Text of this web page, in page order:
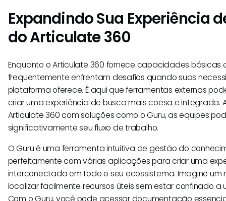
Expandindo Sua Experiência
do Articulate 360
Enquanto o Articulate 360 fornece capacidades básicas
frequentemente enfrentam desafios quando suas
plataforma oferece. É aqui que ferramentas externas
criar uma experiência de busca mais coesa e integrada.
Articulate 360 com soluções como o Guru, as equipes
significativamente seu fluxo de trabalho.
O Guru é uma ferramenta intuitiva de gestão do
perfeitamente com várias aplicações para criar uma
interconectada em todo o seu ecossistema. Imagine
localizar facilmente recursos úteis sem estar confinado
Com o Guru, você pode acessar documentação